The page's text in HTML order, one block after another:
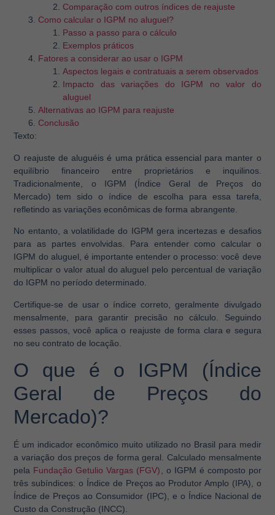
Comparação com outros índices de reajuste
Como calcular o IGPM no aluguel?
Passo a passo para o cálculo
Exemplos práticos
Fatores a considerar ao usar o IGPM
Aspectos legais e contratuais a serem observados
Impacto das variações do IGPM no valor do
aluguel
Alternativas ao IGPM para reajuste
Conclusão
Texto:
O reajuste de aluguéis é uma prática essencial para manter o
equilíbrio financeiro entre proprietários e inquilinos.
Tradicionalmente, o IGPM (Índice Geral de Preços do
Mercado) tem sido o índice de escolha para essa tarefa,
refletindo as variações econômicas de forma abrangente.
No entanto, a volatilidade do IGPM gera incertezas e desafios
para as partes envolvidas. Para entender como calcular o
IGPM do aluguel, é importante entender o processo: você deve
multiplicar o valor atual do aluguel pelo percentual de variação
do IGPM no período determinado.
Certifique-se de usar o índice correto, geralmente divulgado
mensalmente, para garantir precisão no cálculo. Seguindo
esses passos, você aplica o reajuste de forma clara e segura
no seu contrato de locação.
O que é o IGPM (Índice
Geral de Preços do
Mercado)?
É um indicador econômico muito utilizado no Brasil para medir
a variação dos preços de forma geral. Calculado mensalmente
pela Fundação Getulio Vargas (FGV) , o IGPM é composto por
três subíndices: o Índice de Preços ao Produtor Amplo (IPA), o
Índice de Preços ao Consumidor (IPC), e o Índice Nacional de
Custo da Construção (INCC).